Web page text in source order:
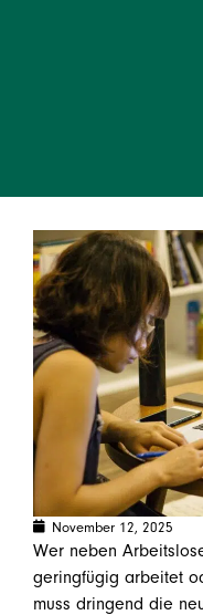
November 12, 2025
Wer neben
geringfügig arbeitet
muss dringend die